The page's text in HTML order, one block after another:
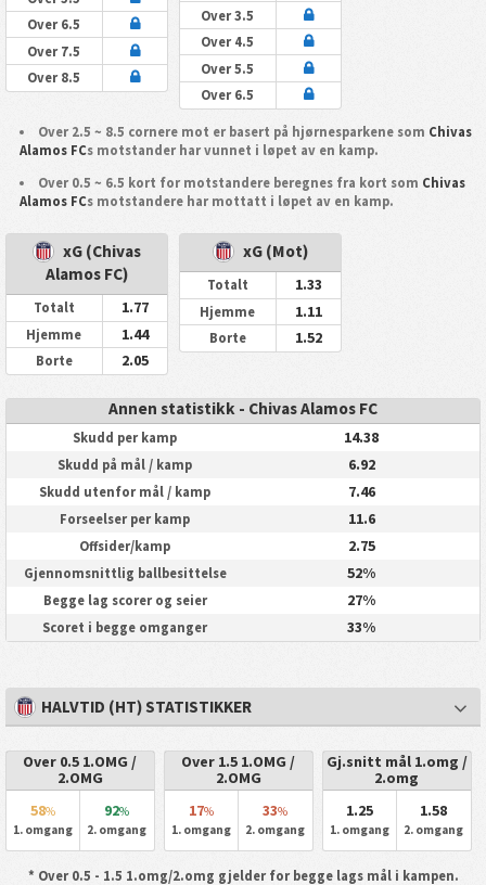
Over 6.5
Over 7.5
Over 8.5
Over 3.5
Over 4.5
Over 5.5
Over 6.5
Over 2.5 ~ 8.5 cornere mot er basert på hjørnesparkene som Chivas
Alamos FCs motstander har vunnet i løpet av en kamp.
Over 0.5 ~ 6.5 kort for motstandere beregnes fra kort som Chivas
Alamos FCs motstandere har mottatt i løpet av en kamp.
xG (Chivas
Alamos FC)
Totalt 1.77
Hjemme 1.44
Borte 2.05
xG (Mot)
Totalt 1.33
Hjemme 1.11
Borte 1.52
Annen statistikk - Chivas Alamos FC
Skudd per kamp 14.38
Skudd på mål / kamp 6.92
Skudd utenfor mål / kamp 7.46
Forseelser per kamp 11.6
Offsider/kamp 2.75
Gjennomsnittlig ballbesittelse 52%
Begge lag scorer og seier 27%
Scoret i begge omganger 33%
HALVTID (HT) STATISTIKKER
Over 0.5 1.OMG /
2.OMG
58%
1. omgang
92%
2. omgang
Over 1.5 1.OMG /
2.OMG
17%
1. omgang
33%
2. omgang
Gj.snitt mål 1.omg /
2.omg
1.25
1. omgang
1.58
2. omgang
* Over 0.5 - 1.5 1.omg/2.omg gjelder for begge lags mål i kampen.